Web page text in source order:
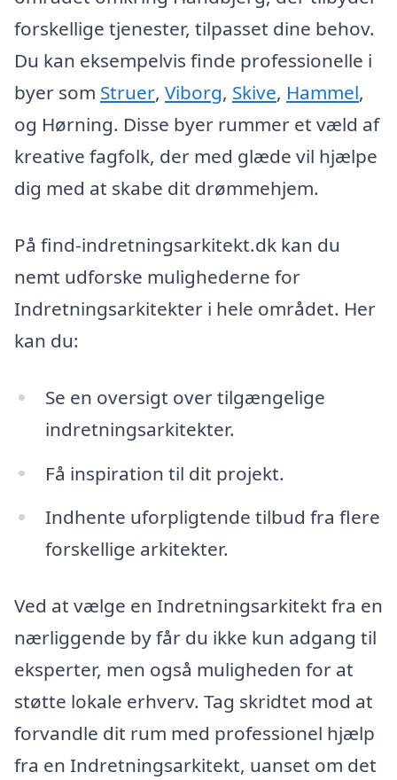
forskellige tjenester, tilpasset dine behov.
Du kan eksempelvis finde professionelle i
byer som Struer, Viborg, Skive, Hammel,
og Hørning. Disse byer rummer et væld af
kreative fagfolk, der med glæde vil hjælpe
dig med at skabe dit drømmehjem.
På find-indretningsarkitekt.dk kan du
nemt udforske mulighederne for
Indretningsarkitekter i hele området. Her
kan du:
Se en oversigt over tilgængelige
indretningsarkitekter.
Få inspiration til dit projekt.
Indhente uforpligtende tilbud fra flere
forskellige arkitekter.
Ved at vælge en Indretningsarkitekt fra en
nærliggende by får du ikke kun adgang til
eksperter, men også muligheden for at
støtte lokale erhverv. Tag skridtet mod at
forvandle dit rum med professionel hjælp
fra en Indretningsarkitekt, uanset om det